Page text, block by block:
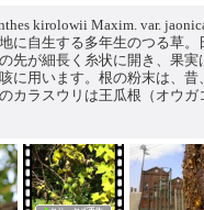
kirolowii Maxim. var.
に自生する多年生のつる草
先が細長く糸状に開き、果
に用います。根の粉末は、
カラスウリは王瓜根（オウ